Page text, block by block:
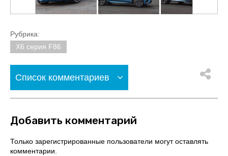
Рубрика:
X6 серия F86
Список комментариев
Добавить комментарий
Только зарегистрированные пользователи могут оставлять
комментарии.